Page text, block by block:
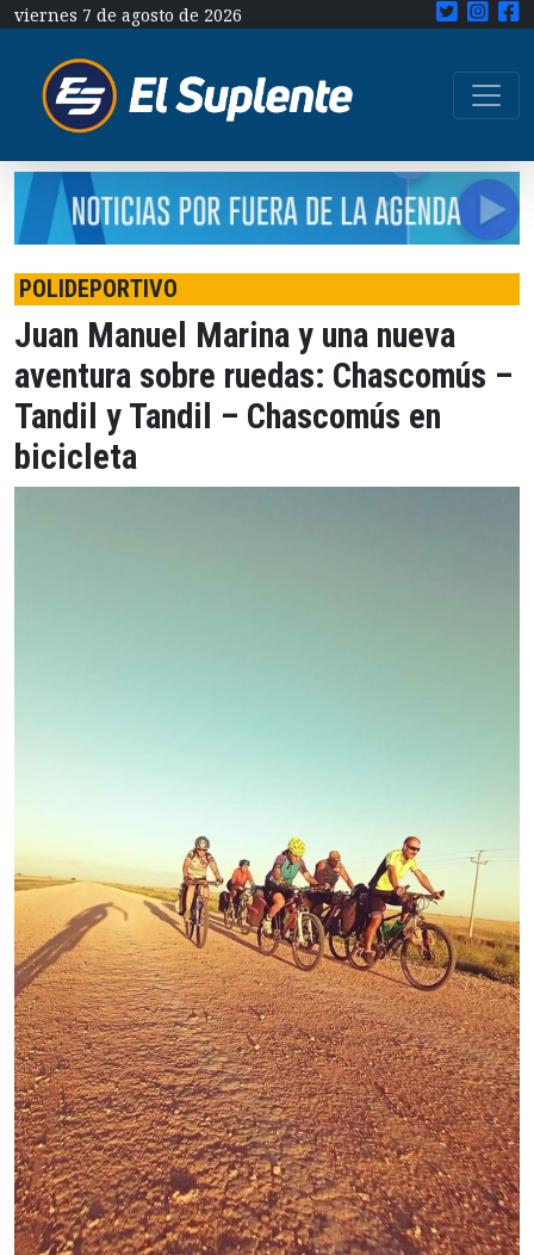
viernes 7 de agosto de 2026
POLIDEPORTIVO
Juan Manuel Marina y una nueva
aventura sobre ruedas: Chascomús –
Tandil y Tandil – Chascomús en
bicicleta